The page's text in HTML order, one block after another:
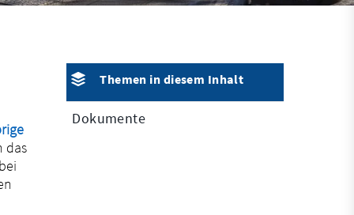
das
Themen in diesem Inhalt
Dokumente